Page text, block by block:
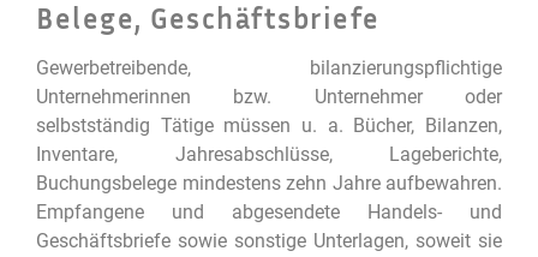
Belege, Geschäftsbriefe
Gewerbetreibende, bilanzierungspflichtige
Unternehmerinnen bzw. Unternehmer oder
selbstständig Tätige müssen u. a. Bücher, Bilanzen,
Inventare, Jahresabschlüsse, Lageberichte,
Buchungsbelege mindestens zehn Jahre aufbewahren.
Empfangene und abgesendete Handels- und
Geschäftsbriefe sowie sonstige Unterlagen, soweit sie